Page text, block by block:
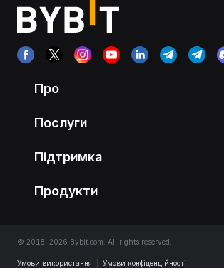
Про
Послуги
Підтримка
Продукти
© 2018-2026 Bybit.com. All rights reserved.
Умови використання Умови конфіденційності